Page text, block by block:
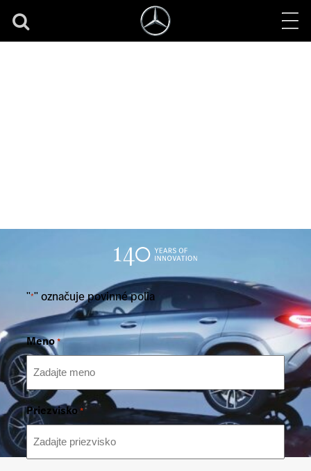
"*" označuje povinné polia
Meno*
Priezvisko *